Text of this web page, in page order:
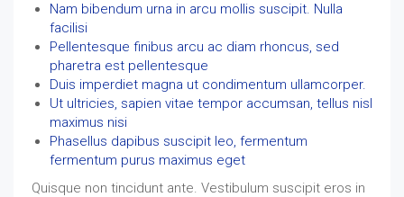
Nam bibendum urna in arcu mollis suscipit. Nulla
facilisi
Pellentesque finibus arcu ac diam rhoncus, sed
pharetra est pellentesque
Duis imperdiet magna ut condimentum ullamcorper.
Ut ultricies, sapien vitae tempor accumsan, tellus nisl
maximus nisi
Phasellus dapibus suscipit leo, fermentum
fermentum purus maximus eget
Quisque non tincidunt ante. Vestibulum suscipit eros in